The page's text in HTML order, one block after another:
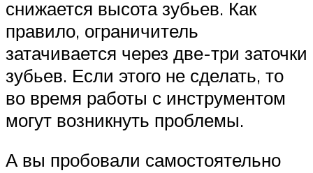
снижается высота зубьев. Как
правило, ограничитель
затачивается через две-три заточки
зубьев. Если этого не сделать, то
во время работы с инструментом
могут возникнуть проблемы.
А вы пробовали самостоятельно